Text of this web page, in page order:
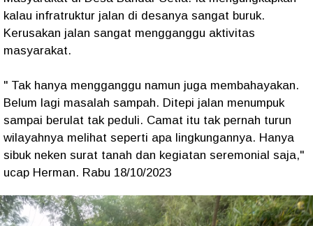
kalau infratruktur jalan di desanya sangat buruk.
Kerusakan jalan sangat mengganggu aktivitas
masyarakat.
" Tak hanya mengganggu namun juga membahayakan.
Belum lagi masalah sampah. Ditepi jalan menumpuk
sampai berulat tak peduli. Camat itu tak pernah turun
wilayahnya melihat seperti apa lingkungannya. Hanya
sibuk neken surat tanah dan kegiatan seremonial saja,"
ucap Herman. Rabu 18/10/2023